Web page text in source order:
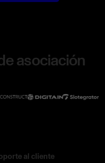
asociación
al cliente